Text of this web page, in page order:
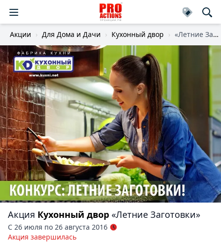
Акции Для Дома и Дачи Кухонный двор «Летние Заготовки»
Акция Кухонный двор «Летние Заготовки»
С 26 июля по 26 августа 2016
Акция завершилась